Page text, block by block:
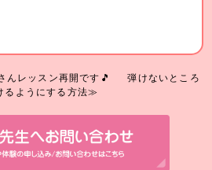
レッスン再開です🎵
弾けないところ
るようにする方法≫